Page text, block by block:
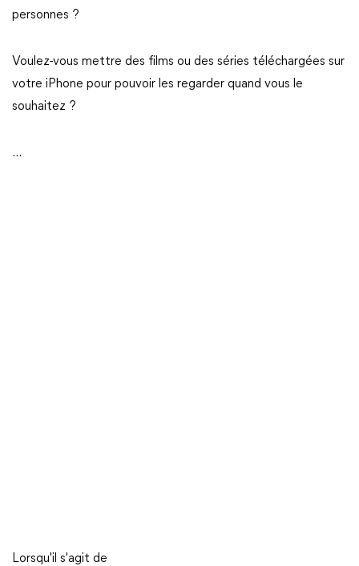
personnes ?
Voulez-vous mettre des films ou des séries téléchargées sur
votre iPhone pour pouvoir les regarder quand vous le
souhaitez ?
...
Lorsqu'il s'agit de